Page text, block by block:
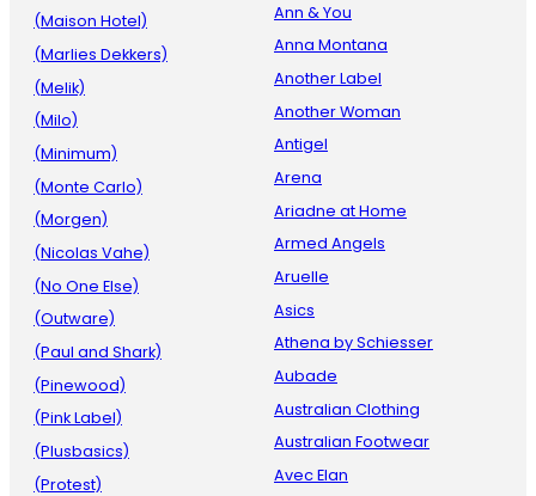
(Maison Hotel)
(Marlies Dekkers)
(Melik)
(Milo)
(Minimum)
(Monte Carlo)
(Morgen)
(Nicolas Vahe)
(No One Else)
(Outware)
(Paul and Shark)
(Pinewood)
(Pink Label)
(Plusbasics)
(Protest)
Ann & You
Anna Montana
Another Label
Another Woman
Antigel
Arena
Ariadne at Home
Armed Angels
Aruelle
Asics
Athena by Schiesser
Aubade
Australian Clothing
Australian Footwear
Avec Elan